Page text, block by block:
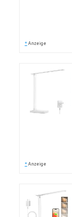
* Anzeige
* Anzeige